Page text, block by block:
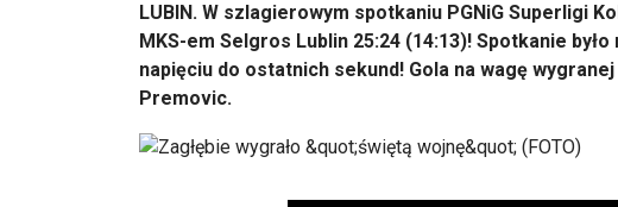
LUBIN. W szlagierowym spotkaniu PGNiG Superligi
MKS-em Selgros Lublin 25:24 (14:13)! Spotkanie
napięciu do ostatnich sekund! Gola na wagę
Premovic.